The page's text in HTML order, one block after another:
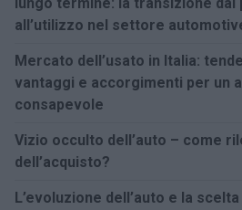
lungo termine: la transizione dal
all’utilizzo nel settore
Mercato dell’usato in Italia:
vantaggi e accorgimenti per un
consapevole
Vizio occulto dell’auto – come
dell’acquisto?
L’evoluzione dell’auto e la